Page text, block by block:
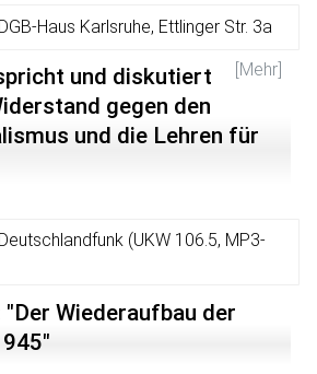
seit der Anerkennung der Türkei
die Referenten Feleknas
Haupt, die neuesten Schritte der
des türkischen und kurdischen
Freiheitsbewegung
DGB-Haus Karlsruhe, Ettlinger Str. 3a
[Mehr]
und diskutiert
gegen den
und die Lehren für
Mittelbaden-Nordschwarzwald)
und Krieg. Die Völker Europas
Zu diesem bedeutenden Jahrestag
Deutschlandfunk (UKW 106.5, MP3-
Wiederaufbau der